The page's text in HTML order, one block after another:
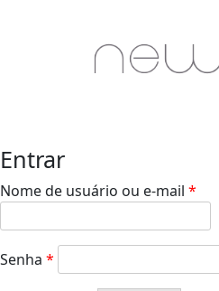
Entrar
Nome de usuário ou e-mail *
Senha *